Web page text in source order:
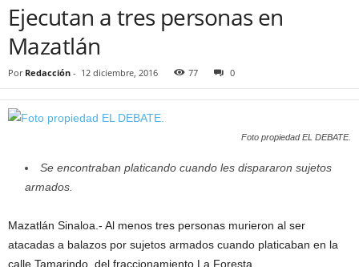
Ejecutan a tres personas en
Mazatlán
Por Redacción - 12 diciembre, 2016 77 0
Foto propiedad EL DEBATE.
Se encontraban platicando cuando les dispararon sujetos
armados.
Mazatlán Sinaloa.- Al menos tres personas murieron al ser
atacadas a balazos por sujetos armados cuando platicaban en la
calle Tamarindo, del fraccionamiento La Foresta.